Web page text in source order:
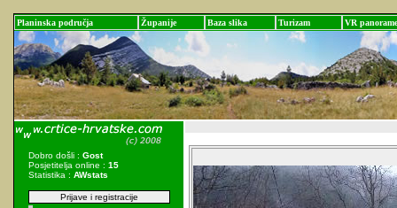
Planinska područja Županije Baza slika Turizam VR panorame
Dobro došli : Gost
Posjetitelja online : 15
Statistika : AWstats
Prijave i registracije